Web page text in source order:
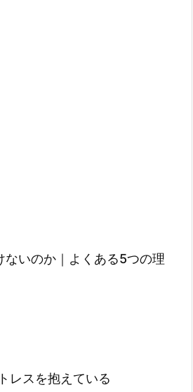
ないのか｜よくある5つの理
スを抱えている